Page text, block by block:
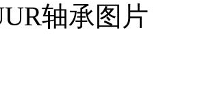
轴承图片